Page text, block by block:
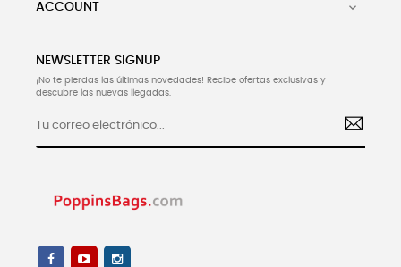
ACCOUNT 
NEWSLETTER SIGNUP
¡No te pierdas las últimas novedades! Recibe ofertas exclusivas y
descubre las nuevas llegadas.